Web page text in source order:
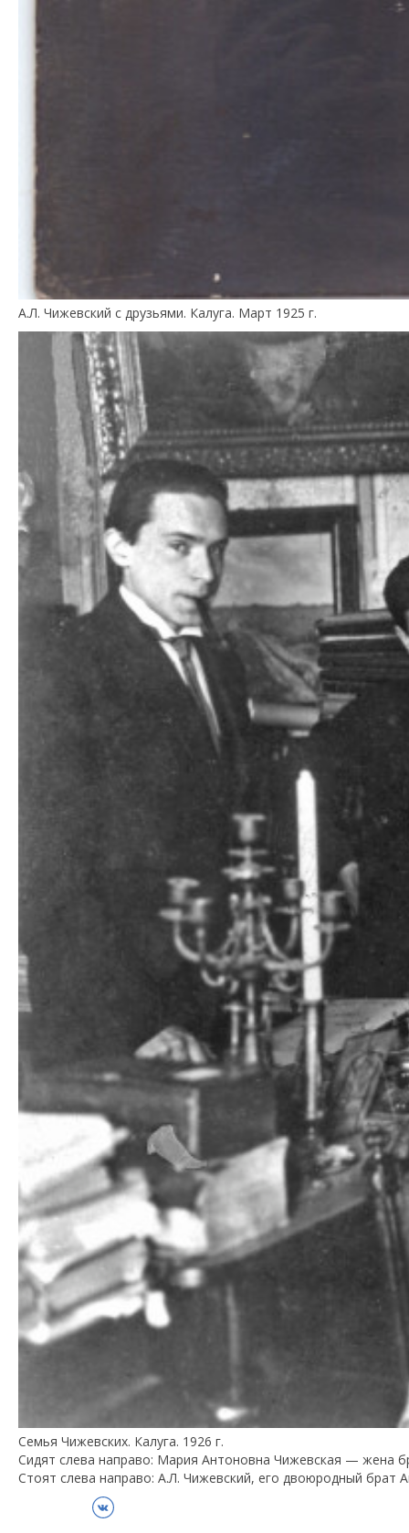
А.Л. Чижевский с друзьями. Калуга. Март 1925 г.
Семья Чижевских. Калуга. 1926 г.
Сидят слева направо: Мария Антоновна Чижевская — жена
Стоят слева направо: А.Л. Чижевский, его двоюродный
ВКонтакте